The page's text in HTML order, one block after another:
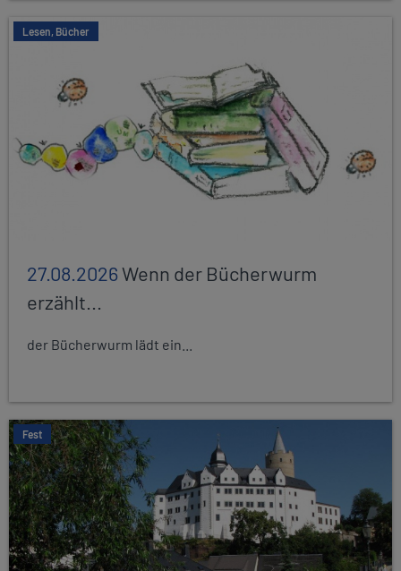
Lesen, Bücher
27.08.2026Wenn der Bücherwurm
erzählt...
der Bücherwurm lädt ein...
Fest